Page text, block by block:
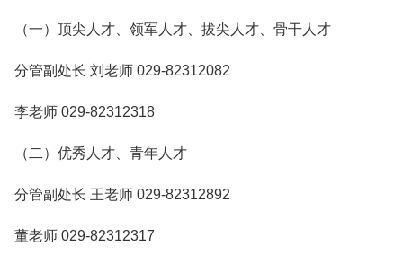
（一）顶尖人才、领军人才、拔尖人才、骨干人才
分管副处长 刘老师 029-82312082
李老师 029-82312318
（二）优秀人才、青年人才
分管副处长 王老师 029-82312892
董老师 029-82312317